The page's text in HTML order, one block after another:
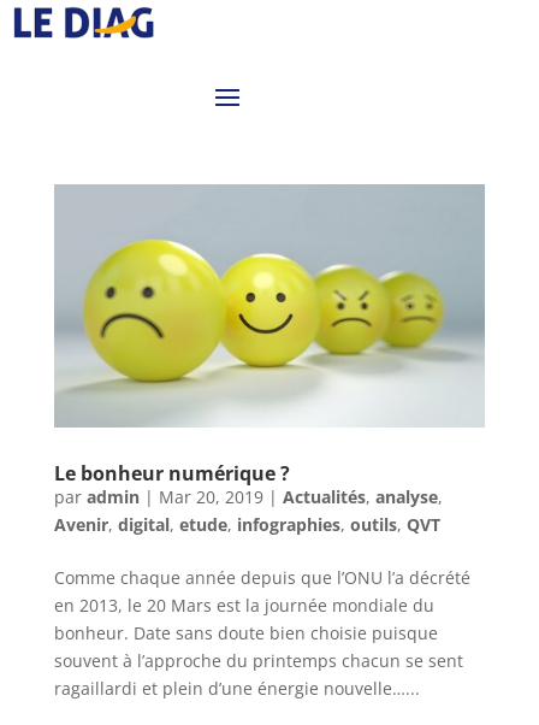
Le bonheur numérique ?
par admin| Mar 20, 2019| Actualités, analyse,
Avenir, digital, etude, infographies, outils, QVT
Comme chaque année depuis que l’ONU l’a décrété
en 2013, le 20 Mars est la journée mondiale du
bonheur. Date sans doute bien choisie puisque
souvent à l’approche du printemps chacun se sent
ragaillardi et plein d’une énergie nouvelle…...